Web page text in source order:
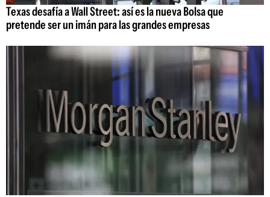
Texas desafía a Wall Street: así es la nueva Bolsa que
pretende ser un imán para las grandes empresas